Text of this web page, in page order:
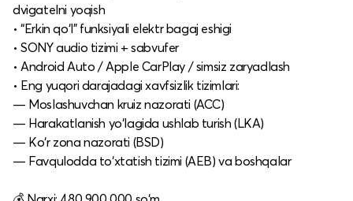
dvigatelni yoqish
• “Erkin qo‘l” funksiyali elektr bagaj eshigi
• SONY audio tizimi + sabvufer
• Android Auto / Apple CarPlay / simsiz zaryadlash
• Eng yuqori darajadagi xavfsizlik tizimlari:
— Moslashuvchan kruiz nazorati (ACC)
— Harakatlanish yo‘lagida ushlab turish (LKA)
— Ko‘r zona nazorati (BSD)
— Favqulodda to‘xtatish tizimi (AEB) va boshqalar